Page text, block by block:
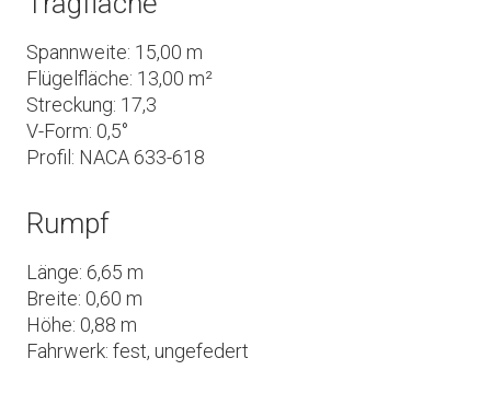
Spannweite: 15,00 m
Flügelfläche: 13,00 m²
Streckung: 17,3
V-Form: 0,5°
Profil: NACA 633-618
Rumpf
Länge: 6,65 m
Breite: 0,60 m
Höhe: 0,88 m
Fahrwerk: fest, ungefedert